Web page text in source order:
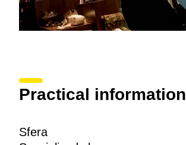
Practical information
Sfera